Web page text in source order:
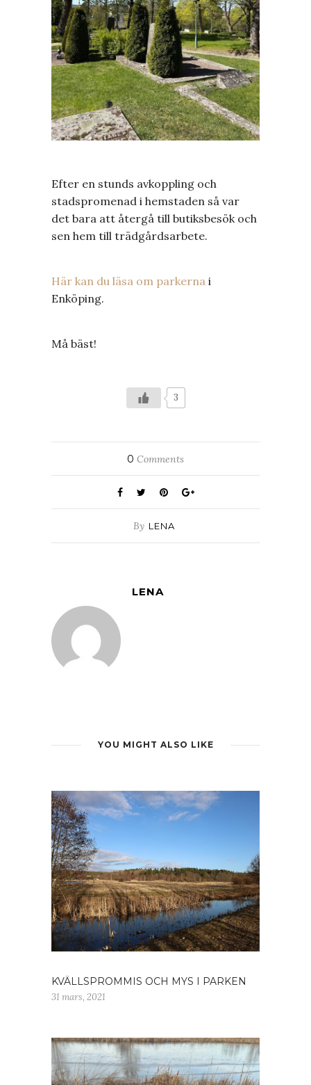
Efter en stunds avkoppling och
stadspromenad i hemstaden så var
det bara att återgå till butiksbesök och
sen hem till trädgårdsarbete.
Här kan du läsa om parkerna i
Enköping.
Må bäst!
3
0 Comments
By LENA
LENA
YOU MIGHT ALSO LIKE
KVÄLLSPROMMIS OCH MYS I PARKEN
31 mars, 2021